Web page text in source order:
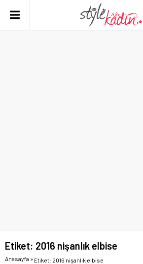
Etiket: 2016 nişanlık elbise
Anasayfa » Etiket: 2016 nişanlık elbise